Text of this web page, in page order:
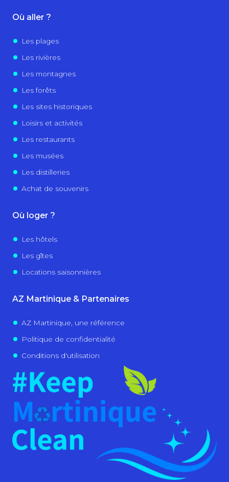
Où aller ?
Les plages
Les rivières
Les montagnes
Les forêts
Les sites historiques
Loisirs et activités
Les restaurants
Les musées
Les distilleries
Achat de souvenirs
Où loger ?
Les hôtels
Les gîtes
Locations saisonnières
AZ Martinique & Partenaires
AZ Martinique, une référence
Politique de confidentialité
Conditions d'utilisation